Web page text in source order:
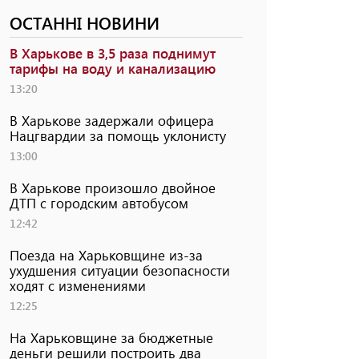
ОСТАННІ НОВИНИ
В Харькове в 3,5 раза поднимут
тарифы на воду и канализацию
13:20
В Харькове задержали офицера
Нацгвардии за помощь уклонисту
13:00
В Харькове произошло двойное
ДТП с городским автобусом
12:42
Поезда на Харьковщине из-за
ухудшения ситуации безопасности
ходят с изменениями
12:25
На Харьковщине за бюджетные
деньги решили построить два